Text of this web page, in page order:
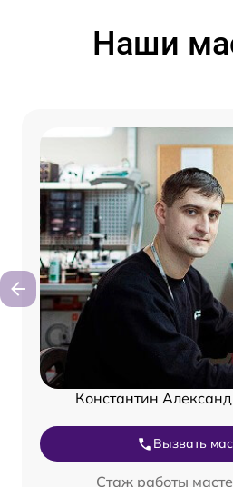
Наши
Константин
Вызвать
Стаж работы